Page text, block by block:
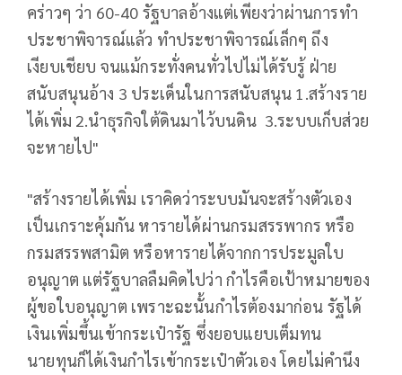
คร่าวๆ ว่า 60-40 รัฐบาลอ้างแต่เพียงว่าผ่านการทำ
ประชาพิจารณ์แล้ว ทำประชาพิจารณ์เล็กๆ ถึง
เงียบเชียบ จนแม้กระทั่งคนทั่วไปไม่ได้รับรู้ ฝ่าย
สนับสนุนอ้าง 3 ประเด็นในการสนับสนุน 1.สร้างราย
ได้เพิ่ม 2.นำธุรกิจใต้ดินมาไว้บนดิน 3.ระบบเก็บส่วย
จะหายไป"
"สร้างรายได้เพิ่ม เราคิดว่าระบบมันจะสร้างตัวเอง
เป็นเกราะคุ้มกัน หารายได้ผ่านกรมสรรพากร หรือ
กรมสรรพสามิต หรือหารายได้จากการประมูลใบ
อนุญาต แต่รัฐบาลลืมคิดไปว่า กำไรคือเป้าหมายของ
ผู้ขอใบอนุญาต เพราะฉะนั้นกำไรต้องมาก่อน รัฐได้
เงินเพิ่มขึ้นเข้ากระเป๋ารัฐ ซึ่งยอบแยบเต็มทน
นายทุนก็ได้เงินกำไรเข้ากระเป๋าตัวเอง โดยไม่คำนึง